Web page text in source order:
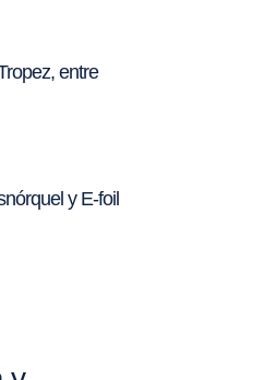
entre
y E-foil